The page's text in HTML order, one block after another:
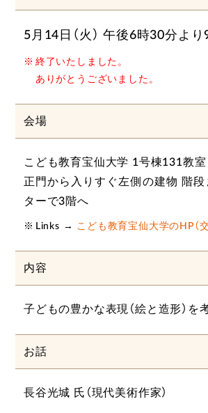
5月14日（火） 午後6時30分よ
終了いたしました。
ありがとうございました。
会場
こども教育宝仙大学 1号棟131教室
正門から入りすぐ左側の建物 階
ターで3階へ
Links → こども教育宝仙大学のHP（
内容
子どもの豊かな表現（絵と造形）を
お話
長谷光城 氏（現代美術作家）